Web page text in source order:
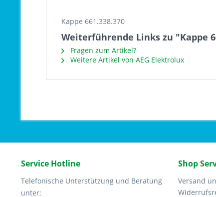
Kappe 661.338.370
Weiterführende Links zu "Kappe
Fragen zum Artikel?
Weitere Artikel von AEG Elektrolux
Service Hotline
Telefonische Unterstützung und Beratung
unter:
Shop
Versand